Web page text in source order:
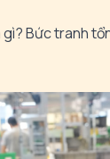
Bức tranh